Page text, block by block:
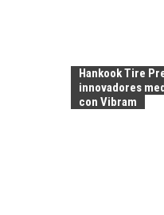
Hankook Tire
innovadores
con Vibram